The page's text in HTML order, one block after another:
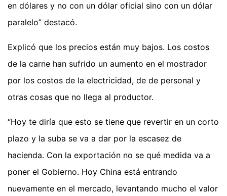
en dólares y no con un dólar oficial sino con un dólar
paralelo” destacó.
Explicó que los precios están muy bajos. Los costos
de la carne han sufrido un aumento en el mostrador
por los costos de la electricidad, de de personal y
otras cosas que no llega al productor.
“Hoy te diría que esto se tiene que revertir en un corto
plazo y la suba se va a dar por la escasez de
hacienda. Con la exportación no se qué medida va a
poner el Gobierno. Hoy China está entrando
nuevamente en el mercado, levantando mucho el valor